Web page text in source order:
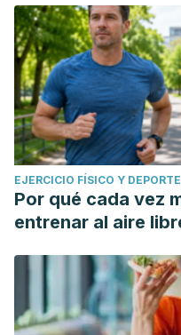
EJERCICIO FÍSICO Y DEPORTE
Por qué cada vez
entrenar al aire